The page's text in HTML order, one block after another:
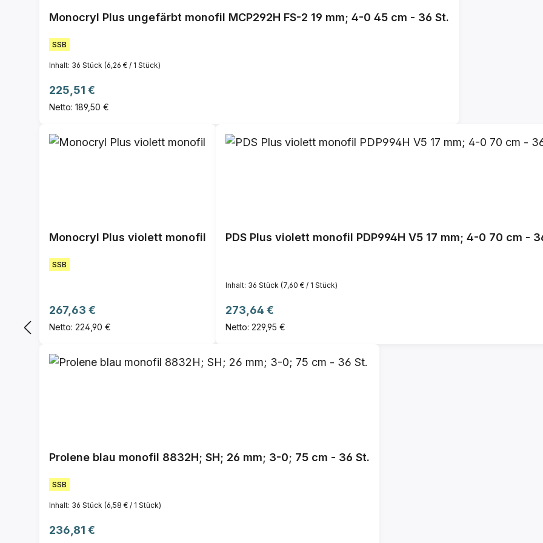
Monocryl Plus ungefärbt monofil MCP292H FS-2 19 mm; 4-0 45 cm - 36 St.
SSB
Inhalt: 36 Stück (6,26 € / 1 Stück)
Regulärer Preis:
225,51 €
Netto: 189,50 €
Monocryl Plus violett monofil
SSB
Regulärer Preis:
267,63 €
Netto: 224,90 €
PDS Plus violett monofil PDP994H V5 17 mm; 4-0 70 cm -
Inhalt: 36 Stück (7,60 € / 1 Stück)
Regulärer Preis:
273,64 €
Netto: 229,95 €
Prolene blau monofil 8832H; SH; 26 mm; 3-0; 75 cm - 36 St.
SSB
Inhalt: 36 Stück (6,58 € / 1 Stück)
Regulärer Preis:
236,81 €